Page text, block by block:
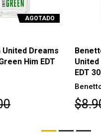
AGOTADO
Dreams
Him EDT
EDT